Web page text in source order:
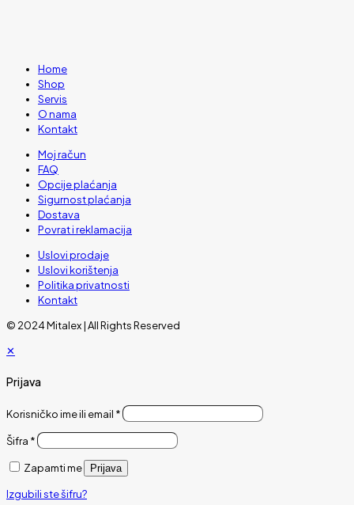
Home
Shop
Servis
O nama
Kontakt
Moj račun
FAQ
Opcije plaćanja
Sigurnost plaćanja
Dostava
Povrat i reklamacija
Uslovi prodaje
Uslovi korištenja
Politika privatnosti
Kontakt
© 2024 Mitalex | All Rights Reserved
✕
Prijava
Korisničko ime ili email *
Šifra *
Zapamti me Prijava
Izgubili ste šifru?